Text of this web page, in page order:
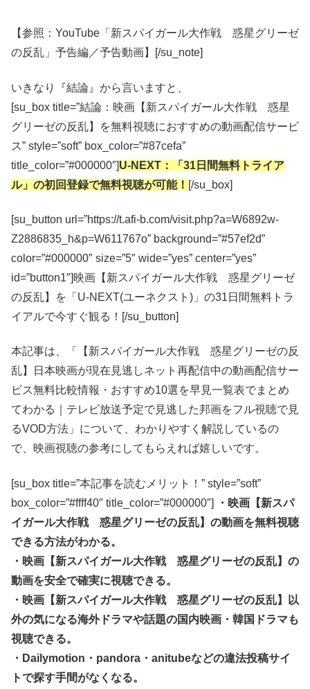
【参照：YouTube「新スパイガール大作戦 惑星グリーゼ
の反乱」予告編／予告動画】[/su_note]
いきなり『結論』から言いますと、
[su_box title=”結論：映画【新スパイガール大作戦 惑星
グリーゼの反乱】を無料視聴におすすめの動画配信サービ
ス” style=”soft” box_color=”#87cefa”
title_color=”#000000″]U-NEXT：「31日間無料トライア
ル」の初回登録で無料視聴が可能！ [/su_box]
[su_button url=”https://t.afi-b.com/visit.php?a=W6892w-
Z2886835_h&p=W611767o” background=”#57ef2d”
color=”#000000″ size=”5″ wide=”yes” center=”yes”
id=”button1″]映画【新スパイガール大作戦 惑星グリーゼ
の反乱】を「U-NEXT(ユーネクスト)」の31日間無料トラ
イアルで今すぐ観る！[/su_button]
本記事は、「【新スパイガール大作戦 惑星グリーゼの反
乱】日本映画が現在見逃しネット再配信中の動画配信サー
ビス無料比較情報・おすすめ10選を早見一覧表でまとめ
てわかる｜テレビ放送予定で見逃した邦画をフル視聴で見
るVOD方法」について、わかりやすく解説しているの
で、映画視聴の参考にしてもらえれば嬉しいです。
[su_box title=”本記事を読むメリット！” style=”soft”
box_color=”#ffff40″ title_color=”#000000″]
・映画【新スパ
イガール大作戦 惑星グリーゼの反乱】の動画を無料視聴
できる方法がわかる。
・映画【新スパイガール大作戦 惑星グリーゼの反乱】の
動画を安全で確実に視聴できる。
・映画【新スパイガール大作戦 惑星グリーゼの反乱】以
外の気になる海外ドラマや話題の国内映画・韓国ドラマも
視聴できる。
・Dailymotion・pandora・anitubeなどの違法投稿サイ
トで探す手間がなくなる。